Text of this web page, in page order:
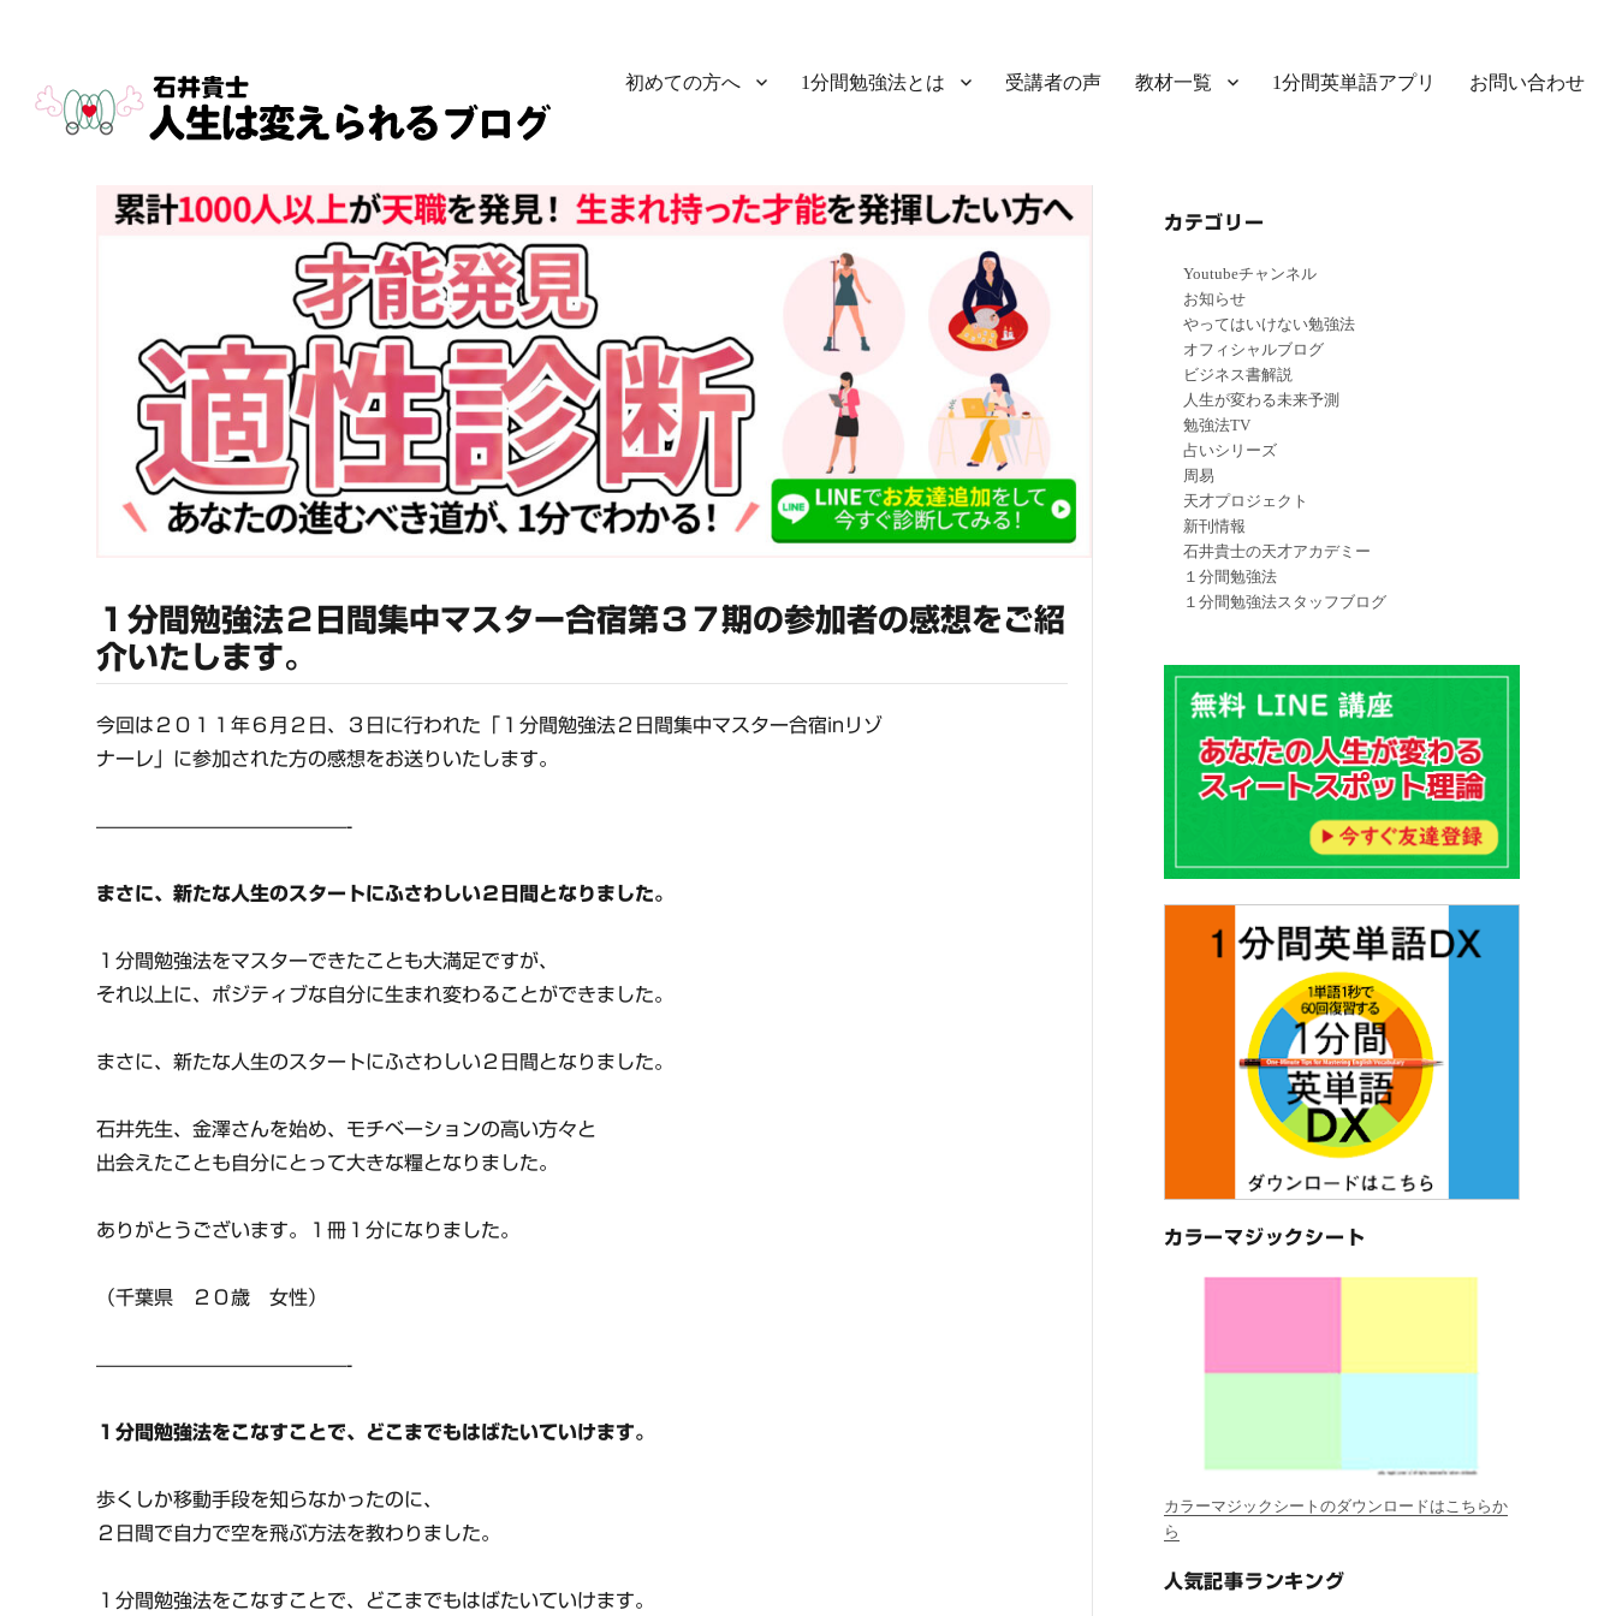
初めての方へ 1分間勉強法とは 受講者の声 教材一覧 1分間英単語アプリ お問い合わせ
１分間勉強法２日間集中マスター合宿第３７期の参加者の感想をご紹
介いたします。
今回は２０１１年６月２日、３日に行われた「１分間勉強法２日間集中マスター合宿inリゾ
ナーレ」に参加された方の感想をお送りいたします。
—————————————-
まさに、新たな人生のスタートにふさわしい２日間となりました。
１分間勉強法をマスターできたことも大満足ですが、
それ以上に、ポジティブな自分に生まれ変わることができました。
まさに、新たな人生のスタートにふさわしい２日間となりました。
石井先生、金澤さんを始め、モチベーションの高い方々と
出会えたことも自分にとって大きな糧となりました。
ありがとうございます。１冊１分になりました。
（千葉県 ２０歳 女性）
—————————————-
１分間勉強法をこなすことで、どこまでもはばたいていけます。
歩くしか移動手段を知らなかったのに、
２日間で自力で空を飛ぶ方法を教わりました。
１分間勉強法をこなすことで、どこまでもはばたいていけます。
カテゴリー
Youtubeチャンネル
お知らせ
やってはいけない勉強法
オフィシャルブログ
ビジネス書解説
人生が変わる未来予測
勉強法TV
占いシリーズ
周易
天才プロジェクト
新刊情報
石井貴士の天才アカデミー
１分間勉強法
１分間勉強法スタッフブログ
カラーマジックシート
カラーマジックシートのダウンロードはこちらか
ら
人気記事ランキング